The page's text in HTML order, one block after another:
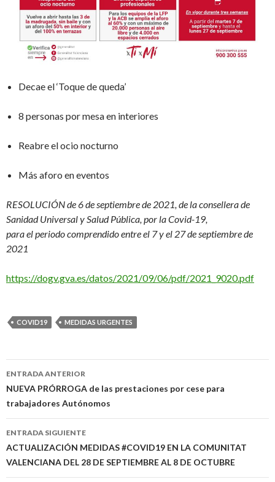
Decae el ‘Toque de queda’
8 personas por mesa en interiores
Reabre el ocio nocturno
Más aforo en eventos
RESOLUCIÓN de 6 de septiembre de 2021, de la consellera de
Sanidad Universal y Salud Pública, por la Covid-19,
para el periodo comprendido entre el 7 y el 27 de septiembre de
2021
https://dogv.gva.es/datos/2021/09/06/pdf/2021_9020.pdf
COVID19 MEDIDAS URGENTES
Navegación
de
entradas
ENTRADA ANTERIOR
NUEVA PRÓRROGA de las prestaciones por cese para
trabajadores Autónomos
ENTRADA SIGUIENTE
ACTUALIZACIÓN MEDIDAS #COVID19 EN LA COMUNITAT
VALENCIANA DEL 28 DE SEPTIEMBRE AL 8 DE OCTUBRE